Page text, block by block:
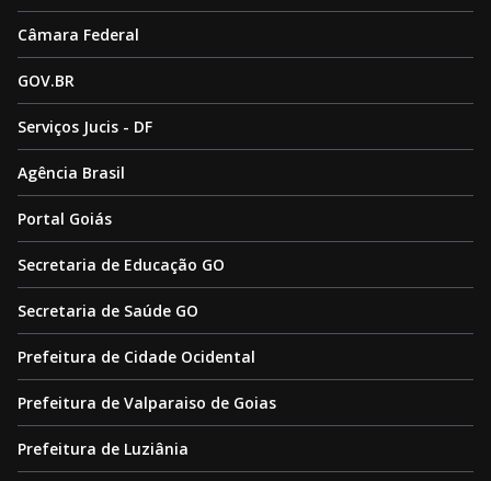
Câmara Federal
GOV.BR
Serviços Jucis - DF
Agência Brasil
Portal Goiás
Secretaria de Educação GO
Secretaria de Saúde GO
Prefeitura de Cidade Ocidental
Prefeitura de Valparaiso de Goias
Prefeitura de Luziânia